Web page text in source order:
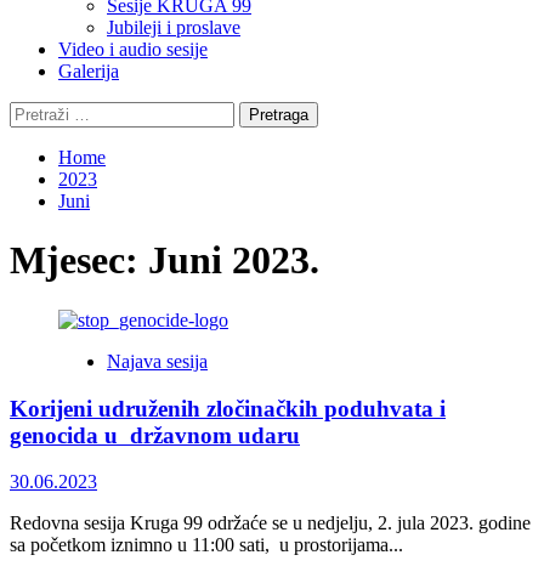
Sesije KRUGA 99
Jubileji i proslave
Video i audio sesije
Galerija
Pretraga:
Home
2023
Juni
Mjesec: Juni 2023.
Najava sesija
Korijeni udruženih zločinačkih poduhvata i
genocida u državnom udaru
30.06.2023
Redovna sesija Kruga 99 održaće se u nedjelju, 2. jula 2023. godine
sa početkom iznimno u 11:00 sati, u prostorijama...